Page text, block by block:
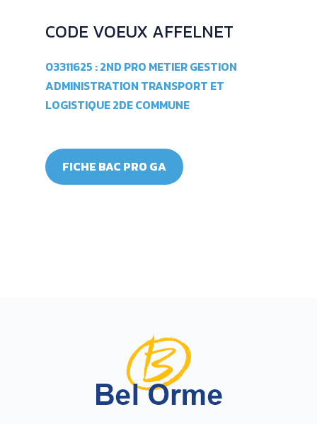
CODE VOEUX AFFELNET
03311625 : 2ND PRO METIER GESTION
ADMINISTRATION TRANSPORT ET
LOGISTIQUE 2DE COMMUNE
FICHE BAC PRO GA